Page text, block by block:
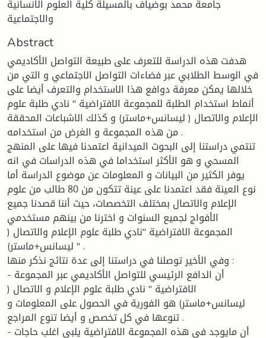
جامعة محمد بوضياف بالمسيلة كلية العلوم الانسانية
والاجتماعية
Abstract
هدفت هذه الدراسة للتعرف على طبيعة التواصل الأكاديمي
في الوسط الطلابي عبر فضاءات التواصل الاجتماعي و التي من
خلالها يمكن معرفة دوافع هذا الاستخدام والتعرف أيضا على
أنماط استخدام الطلبة للمجموعة الافتراضية " نادي طلبة علوم
الإعلام والاتصال ( ليسانس+ماستر) و كذلك الاشباعات المحققة
من هذه المجموعة و الغرض من استخدامه .
تنتمي دراستنا إلى البحوث الميدانية اعتمدنا فيها على المنهج
المسحي و هو الأكثر استخداما في هذه الدراسات في انه
يوفر الكثير من البيانات و المعلومات عن موضوع الدراسة أما
نوع العينة فقد اعتمدنا على عينة تتكون من 80 طالب من علوم
الإعلام والاتصال بمختلف التخصصات، حيث أننا قصدنا جميع
الأفواج لجميع السنوات و اخترنا من بينهم مستخدمي
المجموعة الافتراضية "نادي طلبة علوم الإعلام والاتصال (
ليسانس+ماستر) " .
وفي الأخير توصلنا في دراستنا إلى عدة نتائج نذكر منها :
- أن الدافع الرئيسي للتواصل الأكاديمي عبر المجموعة
الافتراضية " نادي طلبة علوم الإعلام و الاتصال (
ليسانس+ماستر) هو الفورية في الحصول على المعلومات و
تنوعها في كل تخصص و أيضا تنوع المراجع .
- أن مايوجد في هذه المجموعة الافتراضية يلبي اغلب حاجات